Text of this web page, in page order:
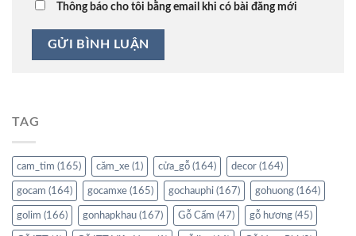
Thông báo cho tôi bằng email khi có bài đăng mới
TAG
cam_tim (165) căm_xe (1) cửa_gỗ (164) decor (164)
gocam (164) gocamxe (165) gochauphi (167) gohuong (164)
golim (166) gonhapkhau (167) Gỗ Cẩm (47) gỗ hương (45)